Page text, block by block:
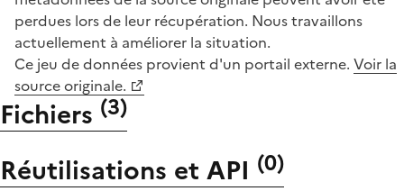
perdues lors de leur récupération. Nous travaillons
actuellement à améliorer la situation.
Ce jeu de données provient d'un portail externe. Voir la
source originale.
Fichiers (3)
Réutilisations et API (0)